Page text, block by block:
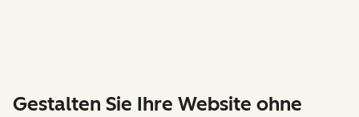
Gestalten Sie Ihre Website ohne